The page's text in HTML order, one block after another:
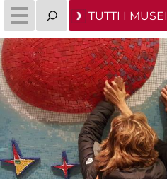
TUTTI I MUSEI